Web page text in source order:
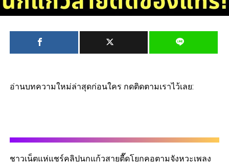
อ่านบทความใหม่ล่าสุดก่อนใคร กดติดตามเราไว้เลย:
ชาวเน็ตแห่แชร์คลิปนกแก้วสายตื๊ดโยกคอตามจังหวะเพลง